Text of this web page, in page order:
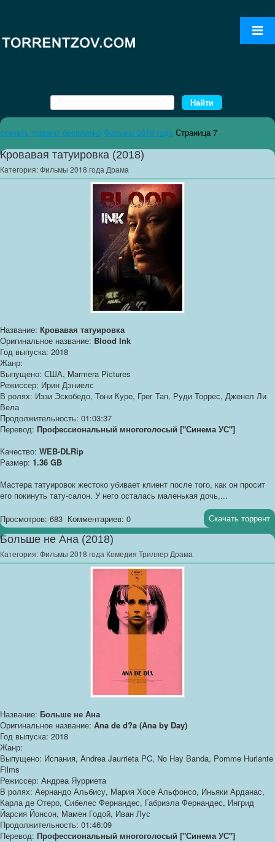
скачать торрент бесплатно Фильмы 2018 года Страница 7
Кровавая татуировка (2018)
Категория:Фильмы 2018 года Драма
Название: Кровавая татуировка
Оригинальное название: Blood Ink
Год выпуска: 2018
Жанр:
Выпущено: США, Marmera Pictures
Режиссер: Ирин Дэниелс
В ролях: Иззи Эскобедо, Тони Куре, Грег Тап, Руди Торрес, Дженел Ли
Вела
Продолжительность: 01:03:37
Перевод: Профессиональный многоголосый ["Синема УС"]
Качество: WEB-DLRip
Размер: 1.36 GB
Мастера татуировок жестоко убивает клиент после того, как он просит
его покинуть тату-салон. У него осталась маленькая дочь,...
Просмотров: 683 Комментариев: 0 Скачать торрент
Больше не Ана (2018)
Категория:Фильмы 2018 года Комедия Триллер Драма
Название: Больше не Ана
Оригинальное название: Ana de d?a (Ana by Day)
Год выпуска: 2018
Жанр:
Выпущено: Испания, Andrea Jaurrieta PC, No Hay Banda, Pomme Hurlante
Films
Режиссер: Андреа Яурриета
В ролях: Аернандо Альбису, Мария Хосе Альфонсо, Иньяки Арданас,
Карла де Отеро, Сибелес Фернандес, Габриэла Фернандес, Ингрид
Йарсия Йонсон, Мамен Годой, Иван Лус
Продолжительность: 01:46:09
Перевод: Профессиональный многоголосый ["Синема УС"]